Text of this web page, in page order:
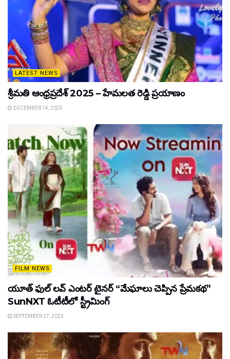
LATEST NEWS
శ్రీమతి ఆంధ్రప్రదేశ్ 2025 – హేమలత రెడ్డి ప్రయాణం
DECEMBER 14, 2025
FILM NEWS
యూత్ ఫుల్ లవ్ ఎంటర్ టైనర్ “మేఘాలు చెప్పిన ప్రేమకథ”
SunNXT ఓటీటీలో స్ట్రీమింగ్
SEPTEMBER 27, 2025